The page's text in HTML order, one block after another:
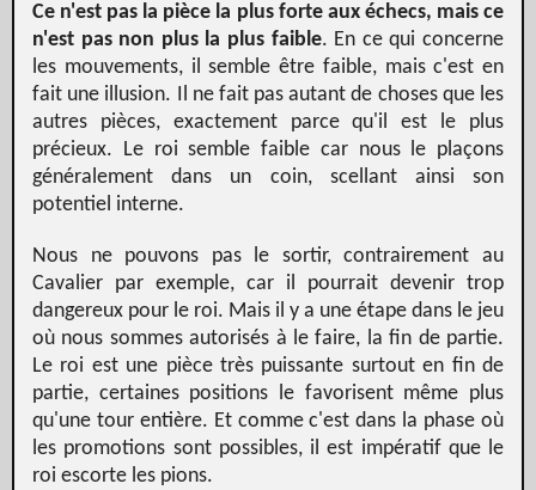
Ce n'est pas la pièce la plus forte aux échecs, mais ce
n'est pas non plus la plus faible. En ce qui concerne
les mouvements, il semble être faible, mais c'est en
fait une illusion. Il ne fait pas autant de choses que les
autres pièces, exactement parce qu'il est le plus
précieux. Le roi semble faible car nous le plaçons
généralement dans un coin, scellant ainsi son
potentiel interne.
Nous ne pouvons pas le sortir, contrairement au
Cavalier par exemple, car il pourrait devenir trop
dangereux pour le roi. Mais il y a une étape dans le jeu
où nous sommes autorisés à le faire, la fin de partie.
Le roi est une pièce très puissante surtout en fin de
partie, certaines positions le favorisent même plus
qu'une tour entière. Et comme c'est dans la phase où
les promotions sont possibles, il est impératif que le
roi escorte les pions.